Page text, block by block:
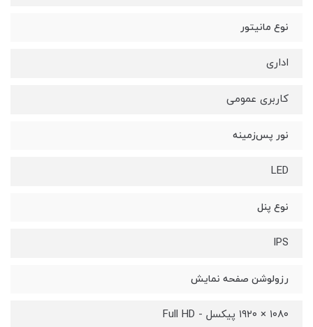
نوع مانیتور
اداری
کاربری عمومی
نور پس‌زمینه
LED
نوع پنل
IPS
رزولوشن صفحه نمایش
۱۰۸۰ × ۱۹۲۰ پیکسل - Full HD